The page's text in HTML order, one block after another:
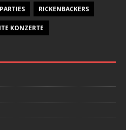
PARTIES RICKENBACKERS
KONZERTE